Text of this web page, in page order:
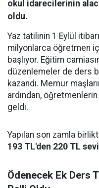
okul idarecilerinin
oldu.
Yaz tatilinin 1 Eylül
milyonlarca öğretmen
başlıyor. Eğitim
düzenlemeler de ders
kazandı. Memur
ardından,
geldi.
Yapılan son zamla
193 TL'den 220 TL
Ödenecek Ek Ders